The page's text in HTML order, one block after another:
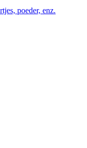
poeder, enz.